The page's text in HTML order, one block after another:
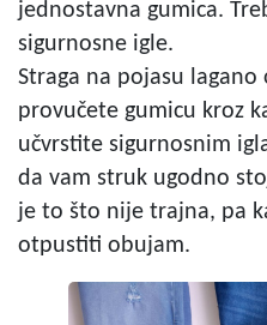
jednostavna gumica.
sigurnosne igle.
Straga na pojasu
provučete gumicu kroz
učvrstite sigurnosnim
da vam struk ugodno
je to što nije trajna, pa
otpustiti obujam.